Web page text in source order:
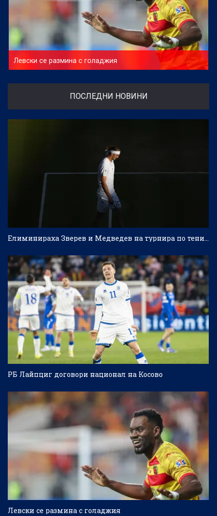
Левски се размина с голаджия
ПОСЛЕДНИ НОВИНИ
Елиминираха Зверев и Медведев на турнира по тенис в Монреал
РБ Лайпциг договори национал на Косово
Левски се размина с голаджия